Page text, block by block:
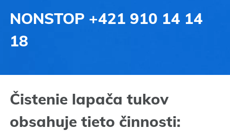
NONSTOP +421 910 14 14
18
Čistenie lapača tukov
obsahuje tieto činnosti: